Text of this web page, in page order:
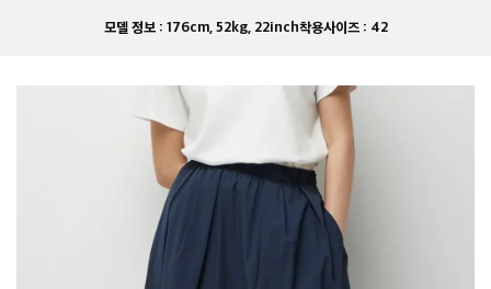
모델 정보 : 176cm, 52kg, 22inch착용사이즈 : 42